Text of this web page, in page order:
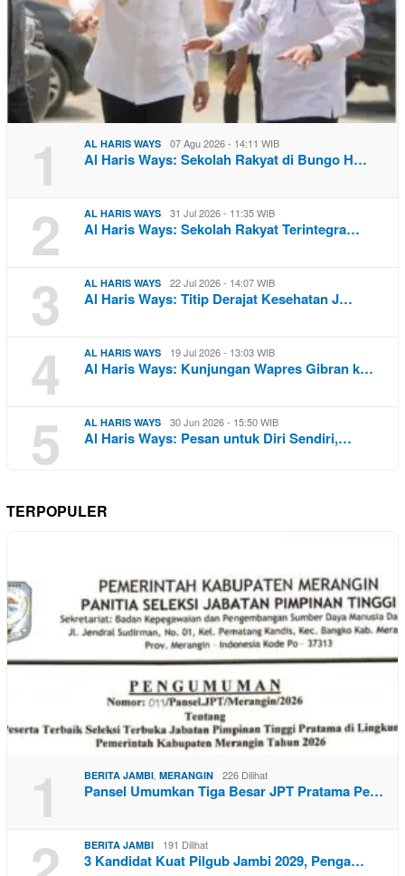
1 AL HARIS WAYS 07 Agu 2026 - 14:11 WIB
Al Haris Ways: Sekolah Rakyat di Bungo H…
2 AL HARIS WAYS 31 Jul 2026 - 11:35 WIB
Al Haris Ways: Sekolah Rakyat Terintegra…
3 AL HARIS WAYS 22 Jul 2026 - 14:07 WIB
Al Haris Ways: Titip Derajat Kesehatan J…
4 AL HARIS WAYS 19 Jul 2026 - 13:03 WIB
Al Haris Ways: Kunjungan Wapres Gibran k…
5 AL HARIS WAYS 30 Jun 2026 - 15:50 WIB
Al Haris Ways: Pesan untuk Diri Sendiri,…
TERPOPULER
1 BERITA JAMBI, MERANGIN 226 Dilihat
Pansel Umumkan Tiga Besar JPT Pratama Pe…
BERITA JAMBI 191 Dilihat
3 Kandidat Kuat Pilgub Jambi 2029, Penga…